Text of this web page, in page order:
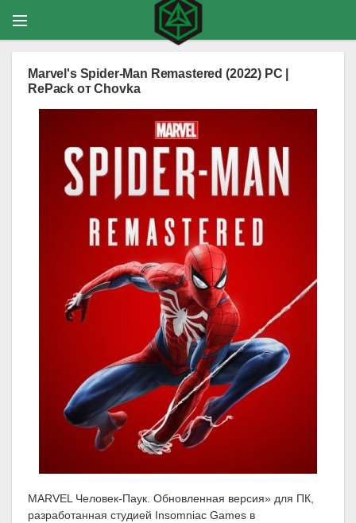
Marvel's Spider-Man Remastered (2022) PC |
RePack от Chovka
MARVEL Человек-Паук. Обновленная версия» для ПК,
разработанная студией Insomniac Games в